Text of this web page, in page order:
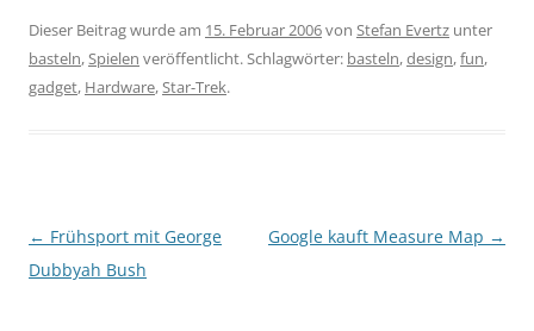
Dieser Beitrag wurde am 15. Februar 2006von Stefan Evertz unter
basteln,Spielen veröffentlicht. Schlagwörter: basteln,design,fun,
gadget, Hardware,Star-Trek.
Beitragsnavigation
← Frühsport mit George
Dubbyah Bush
Google kauft Measure Map →